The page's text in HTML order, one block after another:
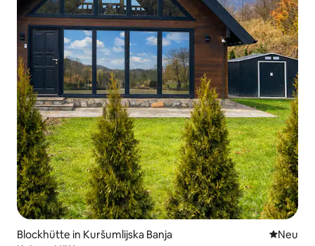
Blockhütte in Kuršumlijska Banja Neue
Neu